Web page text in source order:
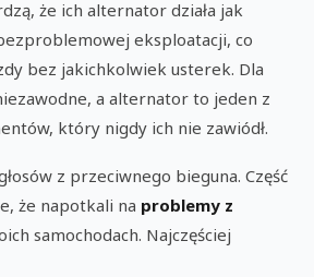
że ich alternator działa jak
eksploatacji, co
bez jakichkolwiek usterek. Dla
a alternator to jeden z
który nigdy ich nie zawiódł.
z przeciwnego bieguna. Część
że napotkali na problemy z
samochodach. Najczęściej